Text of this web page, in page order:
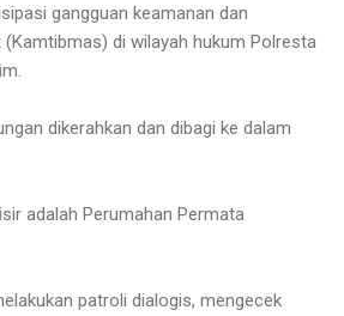
gangguan keamanan dan
di wilayah hukum Polresta
dikerahkan dan dibagi ke dalam
adalah Perumahan Permata
patroli dialogis, mengecek